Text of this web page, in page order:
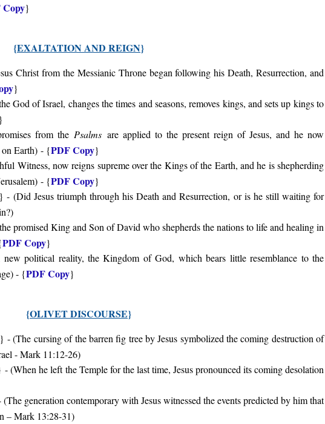
Copy}
{EXALTATION AND REIGN}
Christ from the Messianic Throne began following his Death, Resurrection, and
}
God of Israel, changes the times and seasons, removes kings, and sets up kings to
}
from the Psalms are applied to the present reign of Jesus, and he now
Earth) - {PDF Copy}
Witness, now reigns supreme over the Kings of the Earth, and he is shepherding
) - {PDF Copy}
- (Did Jesus triumph through his Death and Resurrection, or is he still waiting for
)
promised King and Son of David who shepherds the nations to life and healing in
PDF Copy}
new political reality, the Kingdom of God, which bears little resemblance to the
) - {PDF Copy}
{OLIVET DISCOURSE}
- (The cursing of the barren fig tree by Jesus symbolized the coming destruction of
- Mark 11:12-26)
- (When he left the Temple for the last time, Jesus pronounced its coming desolation
(The generation contemporary with Jesus witnessed the events predicted by him that
– Mark 13:28-31)